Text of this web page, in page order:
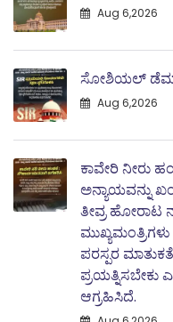
Aug 6,2026
ಸೋಶಿಯಲ್
Aug 6,2026
ಕಾವೇರಿ ನೀರು
ಅನ್ಯಾಯವನ್ನು
ತೀವ್ರ ಹೋರಾಟ
ಪರಸ್ಪರ
ಪ್ರಯತ್ನಿಸಬೇಕು
ಆಗ್ರಹಿಸಿದೆ.